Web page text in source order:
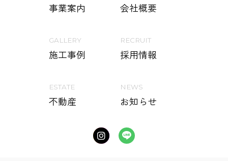
事業案内 会社概要
GALLERY
施工事例
RECRUIT
採用情報
ESTATE
不動産
NEWS
お知らせ